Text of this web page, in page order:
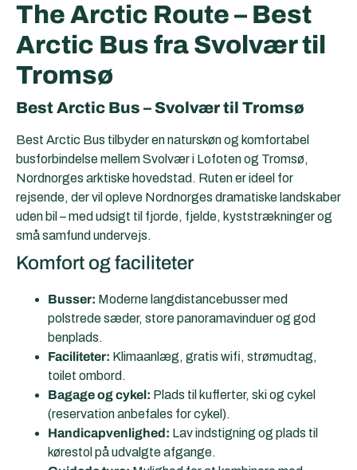
The Arctic Route – Best
Arctic Bus fra Svolvær til
Tromsø
Best Arctic Bus – Svolvær til Tromsø
Best Arctic Bus tilbyder en naturskøn og komfortabel
busforbindelse mellem Svolvær i Lofoten og Tromsø,
Nordnorges arktiske hovedstad. Ruten er ideel for
rejsende, der vil opleve Nordnorges dramatiske landskaber
uden bil – med udsigt til fjorde, fjelde, kyststrækninger og
små samfund undervejs.
Komfort og faciliteter
Busser: Moderne langdistancebusser med
polstrede sæder, store panoramavinduer og god
benplads.
Faciliteter: Klimaanlæg, gratis wifi, strømudtag,
toilet ombord.
Bagage og cykel: Plads til kufferter, ski og cykel
(reservation anbefales for cykel).
Handicapvenlighed: Lav indstigning og plads til
kørestol på udvalgte afgange.